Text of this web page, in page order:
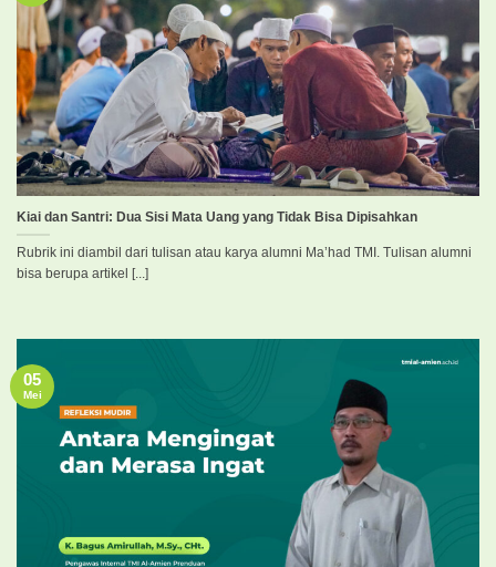
Kiai dan Santri: Dua Sisi Mata Uang yang Tidak Bisa Dipisahkan
Rubrik ini diambil dari tulisan atau karya alumni Ma’had TMI. Tulisan alumni
bisa berupa artikel [...]
05
Mei